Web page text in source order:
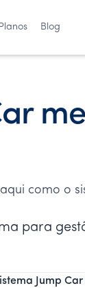
Planos Blog
como o
para
Jump